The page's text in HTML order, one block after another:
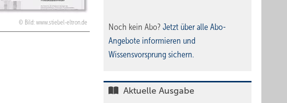
Bild: www.stiebel-eltron.de Noch kein Abo? Jetzt über alle Abo-
Angebote informieren und
Wissensvorsprung sichern.
Aktuelle Ausgabe